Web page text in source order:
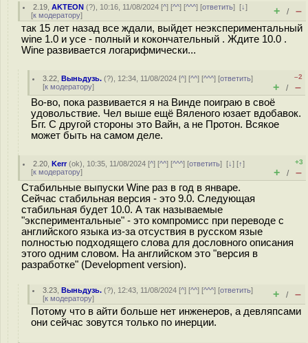
2.19 ,AKTEON (?), 10:16, 11/08/2024 [^] [^^] [^^^] [ответить][↓]
[к модератору] + / –
так 15 лет назад все ждали, выйдет неэкспериментальный
wine 1.0 и усе - полный и кокончательный . Ждите 10.0 .
Wine развивается логарифмически...
3.22 ,Выньдузь. (?), 12:34, 11/08/2024 [^] [^^] [^^^] [ответить]
[к модератору]
–2
+ / –
Во-во, пока развивается я на Винде поиграю в своё
удовольствие. Чел выше ещё Вяленого юзает вдобавок.
Бгг. С другой стороны это Вайн, а не Протон. Всякое
может быть на самом деле.
2.20 ,Kerr(ok), 10:35, 11/08/2024 [^] [^^] [^^^] [ответить][↓] [↑]
[к модератору]
+3
+ / –
Стабильные выпуски Wine раз в год в январе.
Сейчас стабильная версия - это 9.0. Следующая
стабильная будет 10.0. А так называемые
"экспериментальные" - это компромисс при переводе с
английского языка из-за отсуствия в русском язые
полностью подходящего слова для дословного описания
этого одним словом. На английском это "версия в
разработке" (Development version).
3.23 ,Выньдузь. (?), 12:43, 11/08/2024 [^] [^^] [^^^] [ответить]
[к модератору] + / –
Потому что в айти больше нет инженеров, а девляпсами
они сейчас зовутся только по инерции.